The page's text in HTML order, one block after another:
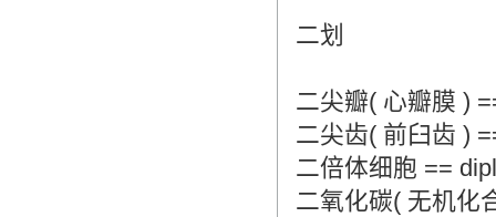
二划
二尖瓣( 心瓣膜 )
二尖齿( 前臼齿 )
二倍体细胞 ==
二氧化碳( 无机化